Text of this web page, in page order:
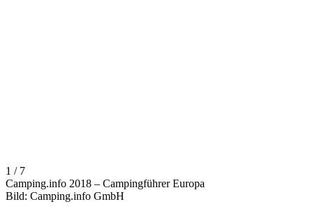
1 / 7
Camping.info 2018 – Campingführer Europa
Bild: Camping.info GmbH